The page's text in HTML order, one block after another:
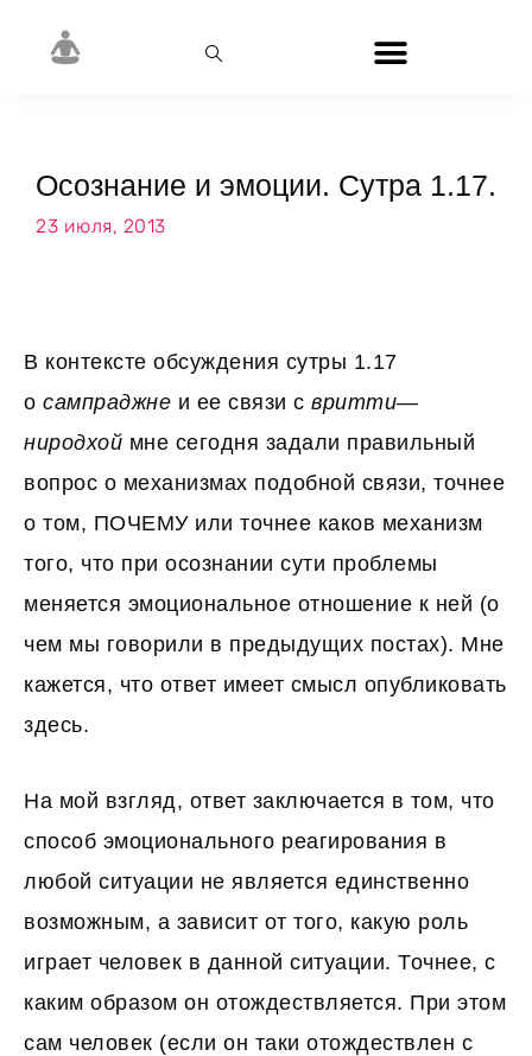
Осознание и эмоции. Сутра 1.17.
23 июля, 2013
В контексте обсуждения сутры 1.17
о сампраджне и ее связи с вритти—
ниродхой мне сегодня задали правильный
вопрос о механизмах подобной связи, точнее
о том, ПОЧЕМУ или точнее каков механизм
того, что при осознании сути проблемы
меняется эмоциональное отношение к ней (о
чем мы говорили в предыдущих постах). Мне
кажется, что ответ имеет смысл опубликовать
здесь.
На мой взгляд, ответ заключается в том, что
способ эмоционального реагирования в
любой ситуации не является единственно
возможным, а зависит от того, какую роль
играет человек в данной ситуации. Точнее, с
каким образом он отождествляется. При этом
сам человек (если он таки отождествлен с